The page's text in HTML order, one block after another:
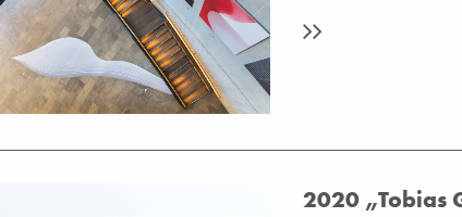
2020 „Tobias